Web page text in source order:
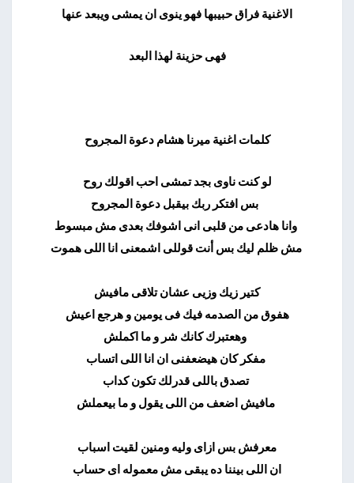
الاغنية فراق حبيبها فهو ينوى ان يمشى ويبعد عنها
فهى حزينة لهذا البعد
كلمات اغنية ميرنا هشام دعوة المجروح
لو كنت ناوى بجد تمشى احب اقولك روح
بس افتكر ربك بيقبل دعوة المجروح
وانا هادعى من قلبى انى اشوفك بعدى مش مبسوط
مش ظلم ليك بس أنت قوللى اشمعنى انا اللى هموت
كتير زيك وزيى عشان تلاقى مافيش
هفوق من الصدمه فيك فى يومين و هرجع اعيش
وهعتبرك كانك شر و ما اكملش
مفكر كان هيضعفنى ان انا اللى اتساب
تصدق باللى قدرلك تكون كداب
مافيش اضعف من اللى يقول و ما بيعملش
معرفش بس ازاى وليه ومنين لقيت اسباب
ان اللى بيننا ده يبقى مش معموله اى حساب